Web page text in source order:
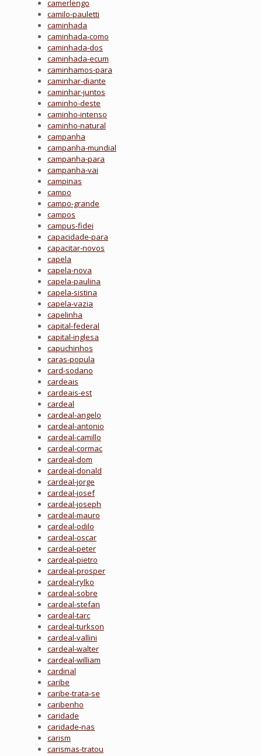
camerlengo
camilo-pauletti
caminhada
caminhada-como
caminhada-dos
caminhada-ecum
caminhamos-para
caminhar-diante
caminhar-juntos
caminho-deste
caminho-intenso
caminho-natural
campanha
campanha-mundial
campanha-para
campanha-vai
campinas
campo
campo-grande
campos
campus-fidei
capacidade-para
capacitar-novos
capela
capela-nova
capela-paulina
capela-sistina
capela-vazia
capelinha
capital-federal
capital-inglesa
capuchinhos
caras-popula
card-sodano
cardeais
cardeais-est
cardeal
cardeal-angelo
cardeal-antonio
cardeal-camillo
cardeal-cormac
cardeal-dom
cardeal-donald
cardeal-jorge
cardeal-josef
cardeal-joseph
cardeal-mauro
cardeal-odilo
cardeal-oscar
cardeal-peter
cardeal-pietro
cardeal-prosper
cardeal-rylko
cardeal-sobre
cardeal-stefan
cardeal-tarc
cardeal-turkson
cardeal-vallini
cardeal-walter
cardeal-william
cardinal
caribe
caribe-trata-se
caribenho
caridade
caridade-nas
carism
carismas-tratou